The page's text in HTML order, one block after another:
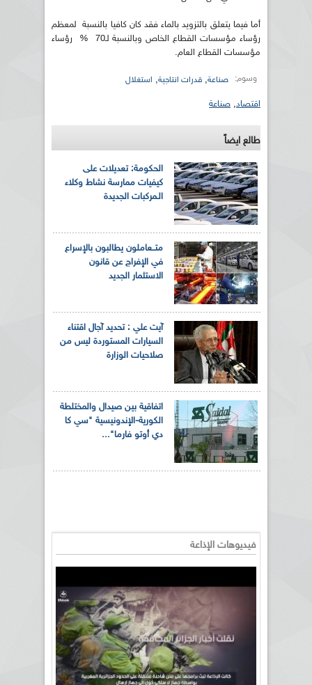
أما فيما يتعلق بالتزويد بالماء فقد كان كافيا بالنسبة لمعظم
رؤساء مؤسسات القطاع الخاص وبالنسبة لـ70 % رؤساء
مؤسسات القطاع العام.
وسوم: صناعة, قدرات انتاجية, استغلال
اقتصاد, صناعة
طالع ايضاً
الحكومة: تعديلات على
كيفيات ممارسة نشاط وكلاء
الـمركبات الجديدة
متــعاملون يطالبون بالإسراع
في الإفراج عن قانون
الاستثمار الجديد
آيت علي : تحديد آجال اقتناء
السيارات المستوردة ليس من
صلاحيات الوزارة
اتفاقية بين صيدال والمختلطة
الكورية-الإندونيسية "سي كا
دي أوتو فارما"...
فيديوهات الإذاعة